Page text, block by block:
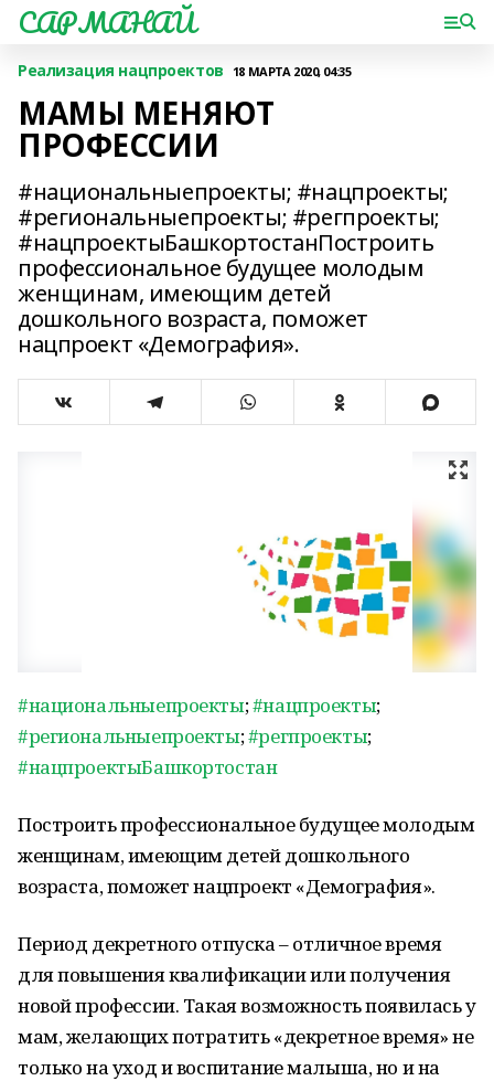
САРМАНАЙ
Реализация нацпроектов 18 МАРТА 2020, 04:35
МАМЫ МЕНЯЮТ
ПРОФЕССИИ
#национальныепроекты; #нацпроекты;
#региональныепроекты; #регпроекты;
#нацпроектыБашкортостанПостроить
профессиональное будущее молодым
женщинам, имеющим детей
дошкольного возраста, поможет
нацпроект «Демография».
#национальныепроекты;#нацпроекты;
#региональныепроекты;#регпроекты;
#нацпроектыБашкортостан
Построить профессиональное будущее молодым
женщинам, имеющим детей дошкольного
возраста, поможет нацпроект «Демография».
Период декретного отпуска – отличное время
для повышения квалификации или получения
новой профессии. Такая возможность появилась у
мам, желающих потратить «декретное время» не
только на уход и воспитание малыша, но и на